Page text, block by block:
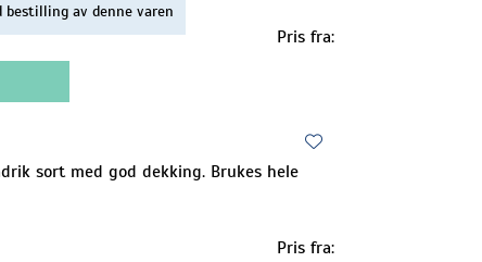
bestilling av denne varen
Pris fra:
sort med god dekking. Brukes hele
Pris fra: